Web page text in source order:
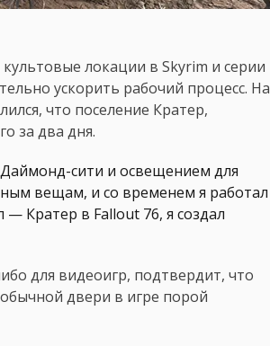
локации в Skyrim и серии
ускорить рабочий процесс. На
что поселение Кратер,
за два дня.
сити и освещением для
вещам, и со временем я работал
Кратер в Fallout 76, я создал
для видеоигр, подтвердит, что
двери в игре порой